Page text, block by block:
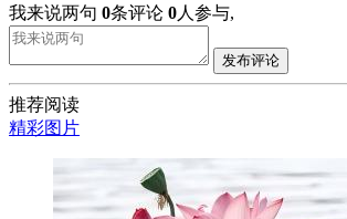
我来说两句 0条评论 0人参与,
发布评论
推荐阅读